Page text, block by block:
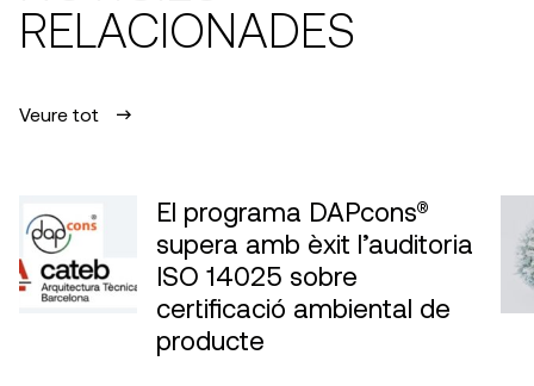
RELACIONADES
Veure tot
El programa DAPcons®
supera amb èxit l’auditoria
ISO 14025 sobre
certificació ambiental de
producte